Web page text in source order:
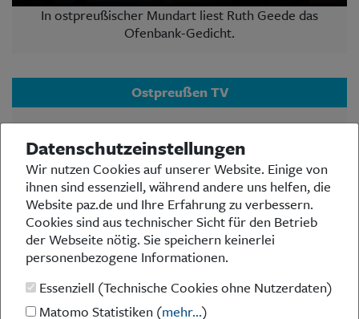
In ostpreußischer Mundart liest Ruth Geede das
Ofenbank-Gedicht.
Ostpreußen TV
Der Ostpreußischer Rundfunk, Studio Düsseldorf,
bietet auf seinem YouTube-Kanal OstpreußenTV
vielseitige Videos zu Themen der Landsmannschaft
Ostpreußen auf Bundes- und Landesebene, Arbeit
des BdV, Geschehnissen in Ostpreußen und in der
Bundesrepublik u.v.w. Ein Klick lohnt sich immer:
www.youtube.com
Datenschutzeinstellungen
Wir nutzen Cookies auf unserer Website. Einige von
ihnen sind essenziell, während andere uns helfen, die
Website paz.de und Ihre Erfahrung zu verbessern.
Cookies sind aus technischer Sicht für den Betrieb
der Webseite nötig. Sie speichern keinerlei
personenbezogene Informationen.
Essenziell (Technische Cookies ohne Nutzerdaten)
Matomo Statistiken (mehr...)